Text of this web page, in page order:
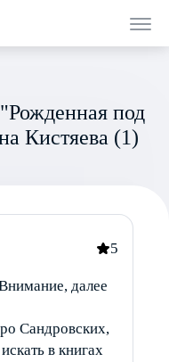
под
Кистяева (1)
5
далее
Сандровских,
в книгах